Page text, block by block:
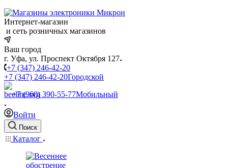
Интернет-магазин
и сеть розничных магазинов
Ваш город
г. Уфа, ул. Проспект Октября 127
+7 (347) 246-42-20
+7 (347) 246-42-20Городской
+7 (960) 390-55-77Мобильный
Войти
Поиск
Каталог